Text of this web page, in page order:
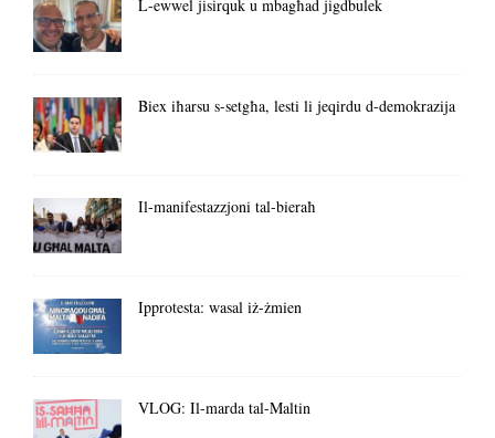
L-ewwel jisirquk u mbagħad jigdbulek
Biex iħarsu s-setgħa, lesti li jeqirdu d-demokrazija
Il-manifestazzjoni tal-bieraħ
Ipprotesta: wasal iż-żmien
VLOG: Il-marda tal-Maltin